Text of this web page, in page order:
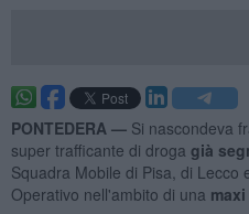
PONTEDERA — Si nascondeva
super trafficante di droga già
Squadra Mobile di Pisa, di Lecco
Operativo nell'ambito di una